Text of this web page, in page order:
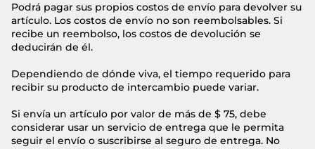
Podrá pagar sus propios costos de envío para devolver su
artículo. Los costos de envío no son reembolsables. Si
recibe un reembolso, los costos de devolución se
deducirán de él.
Dependiendo de dónde viva, el tiempo requerido para
recibir su producto de intercambio puede variar.
Si envía un artículo por valor de más de $ 75, debe
considerar usar un servicio de entrega que le permita
seguir el envío o suscribirse al seguro de entrega. No